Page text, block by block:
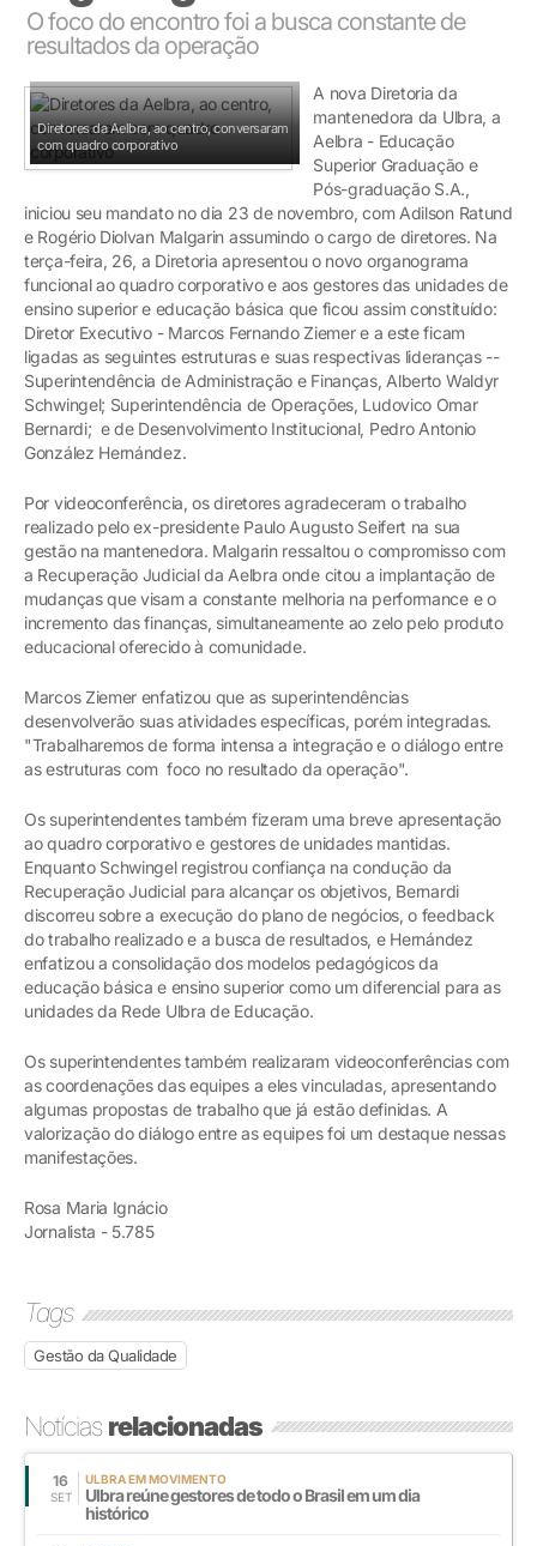
O foco do encontro foi a busca constante de
resultados da operação
Diretores da Aelbra, ao centro, conversaram
com quadro corporativo
A nova Diretoria da
mantenedora da Ulbra, a
Aelbra - Educação
Superior Graduação e
Pós-graduação S.A.,
iniciou seu mandato no dia 23 de novembro, com Adilson Ratund
e Rogério Diolvan Malgarin assumindo o cargo de diretores. Na
terça-feira, 26, a Diretoria apresentou o novo organograma
funcional ao quadro corporativo e aos gestores das unidades de
ensino superior e educação básica que ficou assim constituído:
Diretor Executivo - Marcos Fernando Ziemer e a este ficam
ligadas as seguintes estruturas e suas respectivas lideranças --
Superintendência de Administração e Finanças, Alberto Waldyr
Schwingel; Superintendência de Operações, Ludovico Omar
Bernardi; e de Desenvolvimento Institucional, Pedro Antonio
González Hernández.
Por videoconferência, os diretores agradeceram o trabalho
realizado pelo ex-presidente Paulo Augusto Seifert na sua
gestão na mantenedora. Malgarin ressaltou o compromisso com
a Recuperação Judicial da Aelbra onde citou a implantação de
mudanças que visam a constante melhoria na performance e o
incremento das finanças, simultaneamente ao zelo pelo produto
educacional oferecido à comunidade.
Marcos Ziemer enfatizou que as superintendências
desenvolverão suas atividades específicas, porém integradas.
"Trabalharemos de forma intensa a integração e o diálogo entre
as estruturas com foco no resultado da operação".
Os superintendentes também fizeram uma breve apresentação
ao quadro corporativo e gestores de unidades mantidas.
Enquanto Schwingel registrou confiança na condução da
Recuperação Judicial para alcançar os objetivos, Bernardi
discorreu sobre a execução do plano de negócios, o feedback
do trabalho realizado e a busca de resultados, e Hernández
enfatizou a consolidação dos modelos pedagógicos da
educação básica e ensino superior como um diferencial para as
unidades da Rede Ulbra de Educação.
Os superintendentes também realizaram videoconferências com
as coordenações das equipes a eles vinculadas, apresentando
algumas propostas de trabalho que já estão definidas. A
valorização do diálogo entre as equipes foi um destaque nessas
manifestações.
Rosa Maria Ignácio
Jornalista - 5.785
Tags
Gestão da Qualidade
Notíciasrelacionadas
16
SET
ULBRA EM MOVIMENTO
Ulbra reúne gestores de todo o Brasil em um dia
histórico